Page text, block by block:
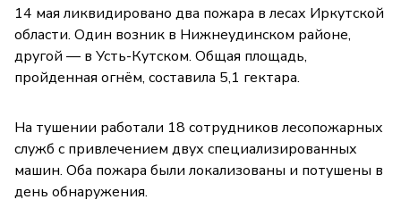
14 мая ликвидировано два пожара в лесах Иркутской
области. Один возник в Нижнеудинском районе,
другой — в Усть-Кутском. Общая площадь,
пройденная огнём, составила 5,1 гектара.
На тушении работали 18 сотрудников лесопожарных
служб с привлечением двух специализированных
машин. Оба пожара были локализованы и потушены в
день обнаружения.